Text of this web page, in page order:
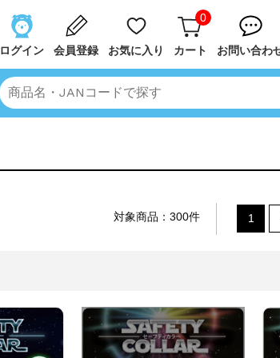
ログイン 会員登録 お気に入り
0
カート お問い合わ
1
対象商品：300件